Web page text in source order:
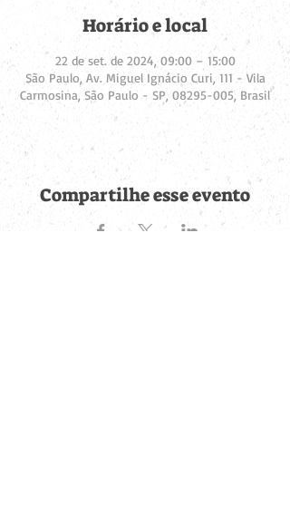
Horário e local
22 de set. de 2024, 09:00 – 15:00
São Paulo, Av. Miguel Ignácio Curi, 111 - Vila
Carmosina, São Paulo - SP, 08295-005, Brasil
Compartilhe esse evento